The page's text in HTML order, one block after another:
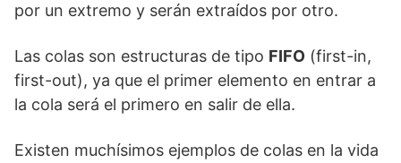
por un extremo y serán extraídos por otro.
Las colas son estructuras de tipo FIFO (first-in,
first-out), ya que el primer elemento en entrar a
la cola será el primero en salir de ella.
Existen muchísimos ejemplos de colas en la vida